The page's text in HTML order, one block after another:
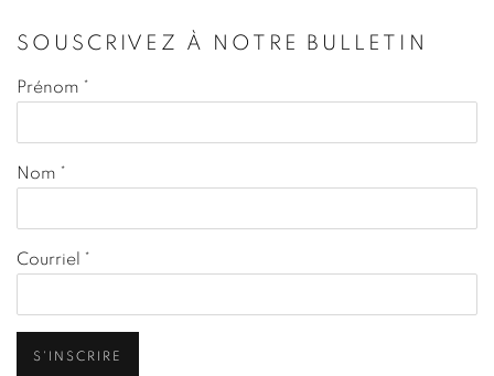
SOUSCRIVEZ À NOTRE BULLETIN
Prénom *
Nom *
Courriel *
S'INSCRIRE